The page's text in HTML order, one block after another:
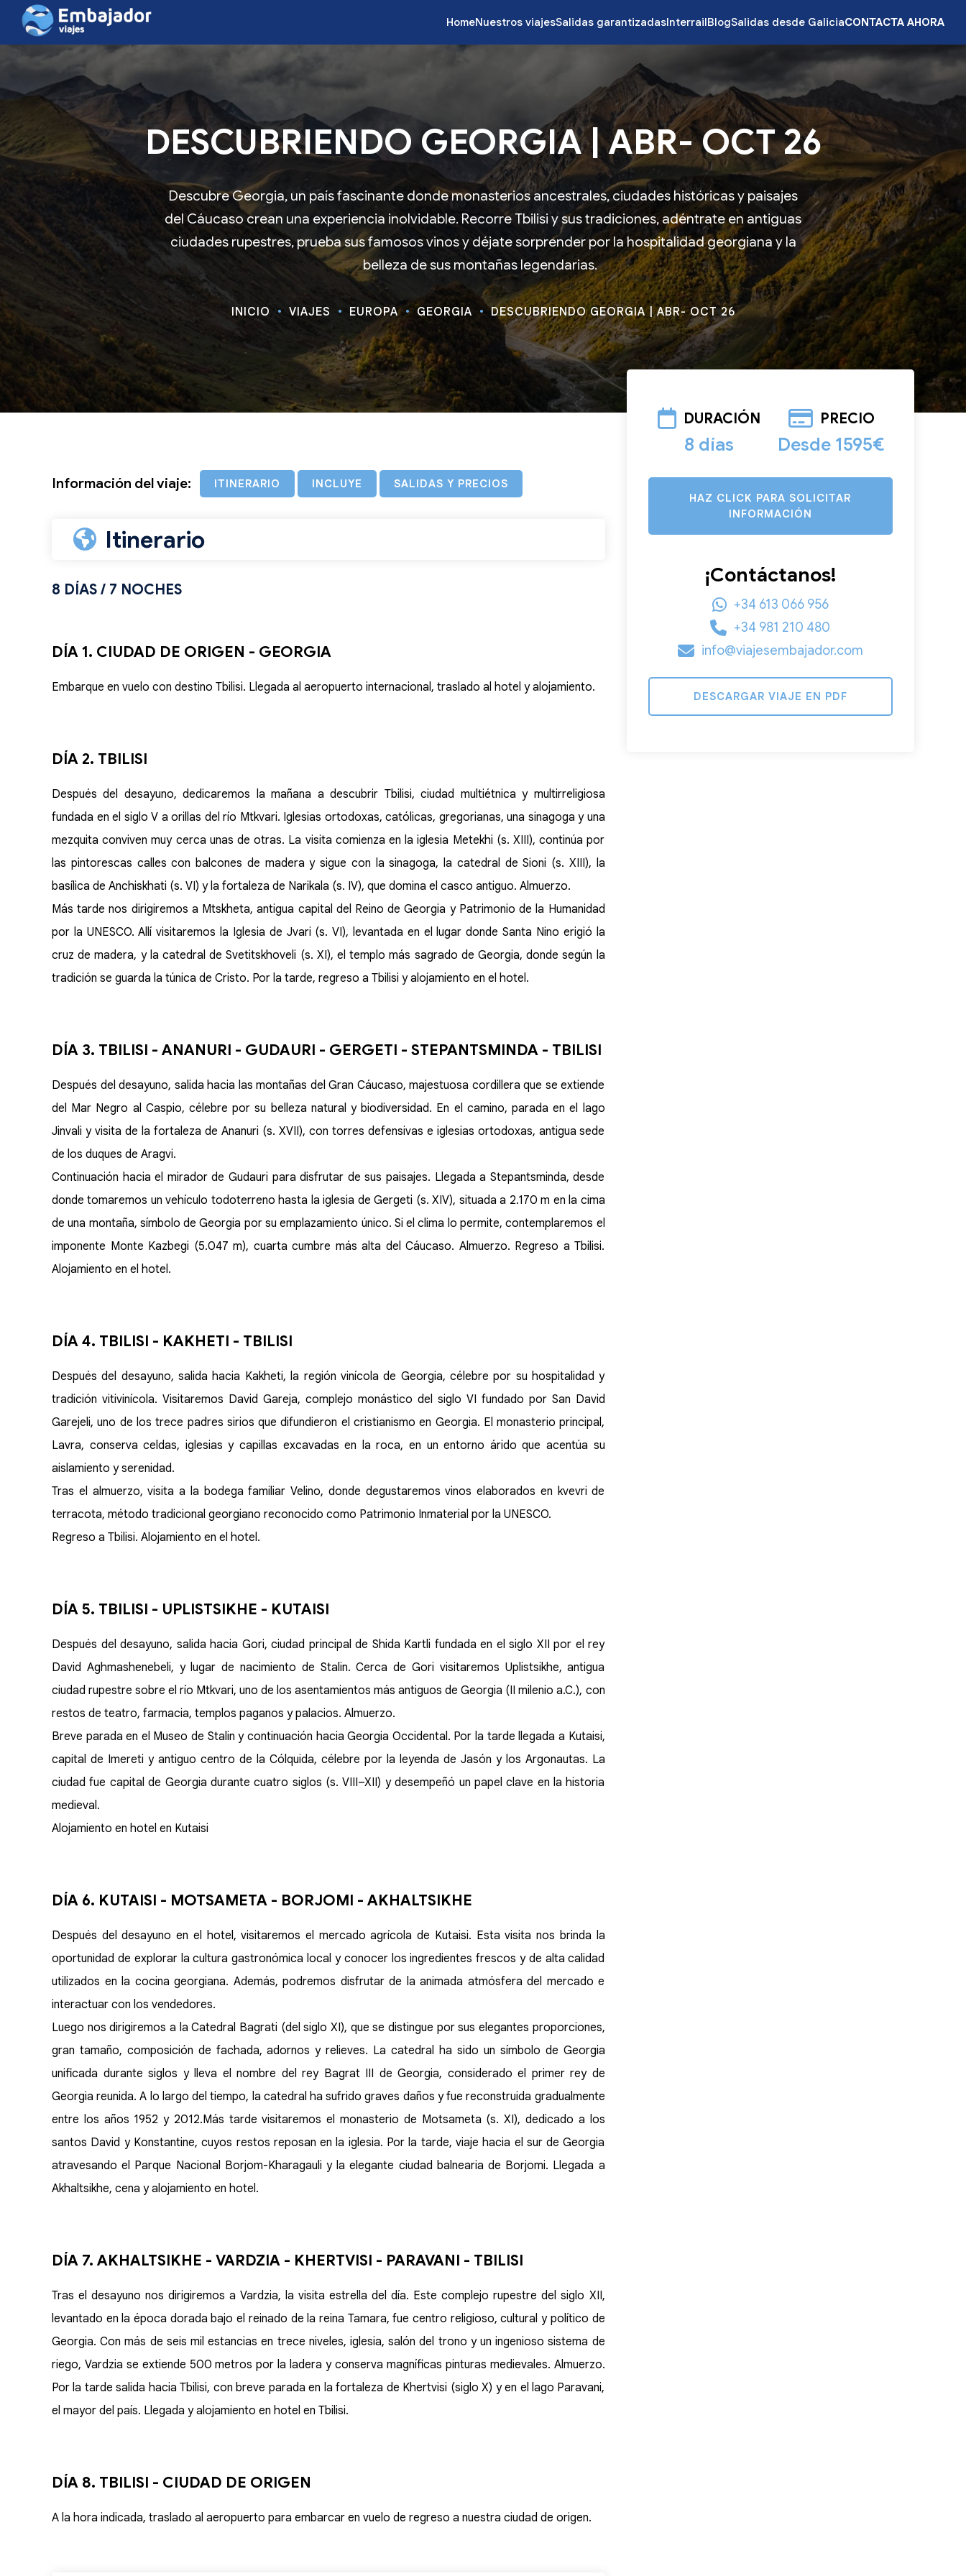
HomeNuestros viajesSalidas garantizadasInterrailBlogSalidas desde GaliciaCONTACTA AHORA
DESCUBRIENDO GEORGIA | ABR- OCT 26
Descubre Georgia, un país fascinante donde monasterios ancestrales, ciudades históricas y paisajes
del Cáucaso crean una experiencia inolvidable. Recorre Tbilisi y sus tradiciones, adéntrate en antiguas
ciudades rupestres, prueba sus famosos vinos y déjate sorprender por la hospitalidad georgiana y la
belleza de sus montañas legendarias.
INICIO VIAJES EUROPA GEORGIA DESCUBRIENDO GEORGIA | ABR- OCT 26
Información del viaje: ITINERARIO INCLUYE SALIDAS Y PRECIOS
Itinerario
8 DÍAS / 7 NOCHES
DÍA 1. CIUDAD DE ORIGEN - GEORGIA
Embarque en vuelo con destino Tbilisi. Llegada al aeropuerto internacional, traslado al hotel y alojamiento.
DÍA 2. TBILISI
Después del desayuno, dedicaremos la mañana a descubrir Tbilisi, ciudad multiétnica y multirreligiosa
fundada en el siglo V a orillas del río Mtkvari. Iglesias ortodoxas, católicas, gregorianas, una sinagoga y una
mezquita conviven muy cerca unas de otras. La visita comienza en la iglesia Metekhi (s. XIII), continúa por
las pintorescas calles con balcones de madera y sigue con la sinagoga, la catedral de Sioni (s. XIII), la
basílica de Anchiskhati (s. VI) y la fortaleza de Narikala (s. IV), que domina el casco antiguo. Almuerzo.
Más tarde nos dirigiremos a Mtskheta, antigua capital del Reino de Georgia y Patrimonio de la Humanidad
por la UNESCO. Allí visitaremos la Iglesia de Jvari (s. VI), levantada en el lugar donde Santa Nino erigió la
cruz de madera, y la catedral de Svetitskhoveli (s. XI), el templo más sagrado de Georgia, donde según la
tradición se guarda la túnica de Cristo. Por la tarde, regreso a Tbilisi y alojamiento en el hotel.
DÍA 3. TBILISI - ANANURI - GUDAURI - GERGETI - STEPANTSMINDA - TBILISI
Después del desayuno, salida hacia las montañas del Gran Cáucaso, majestuosa cordillera que se extiende
del Mar Negro al Caspio, célebre por su belleza natural y biodiversidad. En el camino, parada en el lago
Jinvali y visita de la fortaleza de Ananuri (s. XVII), con torres defensivas e iglesias ortodoxas, antigua sede
de los duques de Aragvi.
Continuación hacia el mirador de Gudauri para disfrutar de sus paisajes. Llegada a Stepantsminda, desde
donde tomaremos un vehículo todoterreno hasta la iglesia de Gergeti (s. XIV), situada a 2.170 m en la cima
de una montaña, símbolo de Georgia por su emplazamiento único. Si el clima lo permite, contemplaremos el
imponente Monte Kazbegi (5.047 m), cuarta cumbre más alta del Cáucaso. Almuerzo. Regreso a Tbilisi.
Alojamiento en el hotel.
DÍA 4. TBILISI - KAKHETI - TBILISI
Después del desayuno, salida hacia Kakheti, la región vinícola de Georgia, célebre por su hospitalidad y
tradición vitivinícola. Visitaremos David Gareja, complejo monástico del siglo VI fundado por San David
Garejeli, uno de los trece padres sirios que difundieron el cristianismo en Georgia. El monasterio principal,
Lavra, conserva celdas, iglesias y capillas excavadas en la roca, en un entorno árido que acentúa su
aislamiento y serenidad.
Tras el almuerzo, visita a la bodega familiar Velino, donde degustaremos vinos elaborados en kvevri de
terracota, método tradicional georgiano reconocido como Patrimonio Inmaterial por la UNESCO.
Regreso a Tbilisi. Alojamiento en el hotel.
DÍA 5. TBILISI - UPLISTSIKHE - KUTAISI
Después del desayuno, salida hacia Gori, ciudad principal de Shida Kartli fundada en el siglo XII por el rey
David Aghmashenebeli, y lugar de nacimiento de Stalin. Cerca de Gori visitaremos Uplistsikhe, antigua
ciudad rupestre sobre el río Mtkvari, uno de los asentamientos más antiguos de Georgia (II milenio a.C.), con
restos de teatro, farmacia, templos paganos y palacios. Almuerzo.
Breve parada en el Museo de Stalin y continuación hacia Georgia Occidental. Por la tarde llegada a Kutaisi,
capital de Imereti y antiguo centro de la Cólquida, célebre por la leyenda de Jasón y los Argonautas. La
ciudad fue capital de Georgia durante cuatro siglos (s. VIII–XII) y desempeñó un papel clave en la historia
medieval.
Alojamiento en hotel en Kutaisi
DÍA 6. KUTAISI - MOTSAMETA - BORJOMI - AKHALTSIKHE
Después del desayuno en el hotel, visitaremos el mercado agrícola de Kutaisi. Esta visita nos brinda la
oportunidad de explorar la cultura gastronómica local y conocer los ingredientes frescos y de alta calidad
utilizados en la cocina georgiana. Además, podremos disfrutar de la animada atmósfera del mercado e
interactuar con los vendedores.
Luego nos dirigiremos a la Catedral Bagrati (del siglo XI), que se distingue por sus elegantes proporciones,
gran tamaño, composición de fachada, adornos y relieves. La catedral ha sido un símbolo de Georgia
unificada durante siglos y lleva el nombre del rey Bagrat III de Georgia, considerado el primer rey de
Georgia reunida. A lo largo del tiempo, la catedral ha sufrido graves daños y fue reconstruida gradualmente
entre los años 1952 y 2012.Más tarde visitaremos el monasterio de Motsameta (s. XI), dedicado a los
santos David y Konstantine, cuyos restos reposan en la iglesia. Por la tarde, viaje hacia el sur de Georgia
atravesando el Parque Nacional Borjom-Kharagauli y la elegante ciudad balnearia de Borjomi. Llegada a
Akhaltsikhe, cena y alojamiento en hotel.
DÍA 7. AKHALTSIKHE - VARDZIA - KHERTVISI - PARAVANI - TBILISI
Tras el desayuno nos dirigiremos a Vardzia, la visita estrella del día. Este complejo rupestre del siglo XII,
levantado en la época dorada bajo el reinado de la reina Tamara, fue centro religioso, cultural y político de
Georgia. Con más de seis mil estancias en trece niveles, iglesia, salón del trono y un ingenioso sistema de
riego, Vardzia se extiende 500 metros por la ladera y conserva magníficas pinturas medievales. Almuerzo.
Por la tarde salida hacia Tbilisi, con breve parada en la fortaleza de Khertvisi (siglo X) y en el lago Paravani,
el mayor del país. Llegada y alojamiento en hotel en Tbilisi.
DÍA 8. TBILISI - CIUDAD DE ORIGEN
A la hora indicada, traslado al aeropuerto para embarcar en vuelo de regreso a nuestra ciudad de origen.
DURACIÓN
8 días
PRECIO
Desde 1595€
HAZ CLICK PARA SOLICITAR
INFORMACIÓN
¡Contáctanos!
+34 613 066 956
+34 981 210 480
info@viajesembajador.com
DESCARGAR VIAJE EN PDF